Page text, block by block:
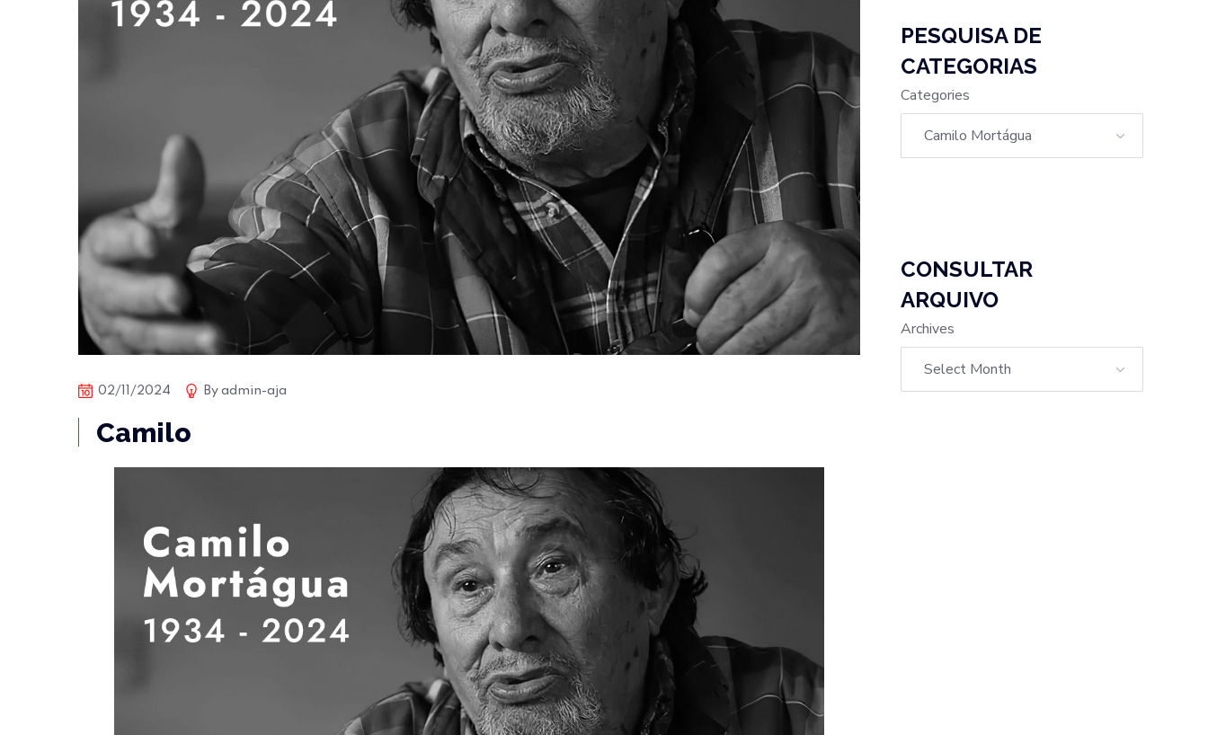
02/11/2024 By admin-aja
Camilo
PESQUISA DE
CATEGORIAS
Categories
CONSULTAR
ARQUIVO
Archives